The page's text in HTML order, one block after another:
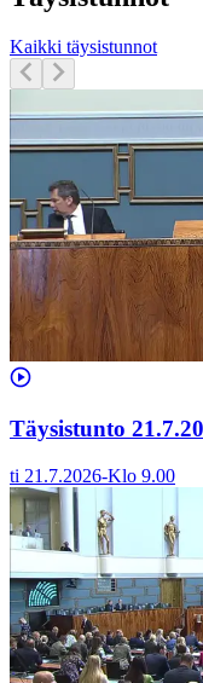
Kaikki täysistunnot
Täysistunto
ti 21.7.2026-Klo 9.00